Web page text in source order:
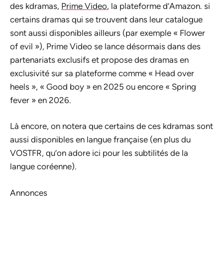
des kdramas, Prime Video, la plateforme d’Amazon. si
certains dramas qui se trouvent dans leur catalogue
sont aussi disponibles ailleurs (par exemple « Flower
of evil »), Prime Video se lance désormais dans des
partenariats exclusifs et propose des dramas en
exclusivité sur sa plateforme comme « Head over
heels », « Good boy » en 2025 ou encore « Spring
fever » en 2026.
Là encore, on notera que certains de ces kdramas sont
aussi disponibles en langue française (en plus du
VOSTFR, qu’on adore ici pour les subtilités de la
langue coréenne).
Annonces